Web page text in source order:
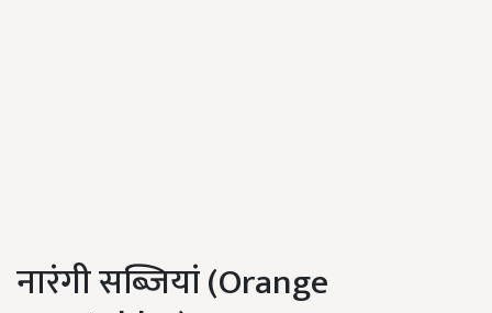
नारंगी सब्जियां (Orange